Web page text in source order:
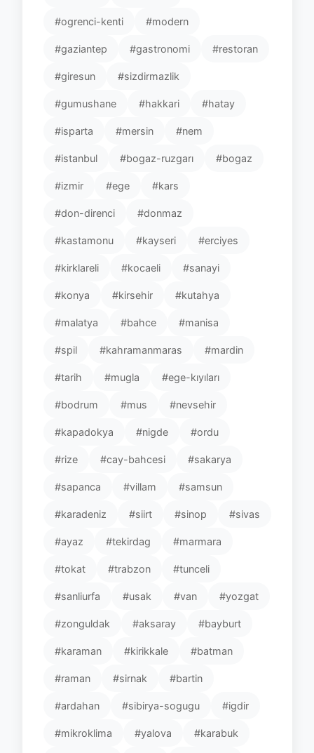
#ogrenci-kenti #modern
#gaziantep #gastronomi #restoran
#giresun #sizdirmazlik
#gumushane #hakkari #hatay
#isparta #mersin #nem
#istanbul #bogaz-ruzgarı #bogaz
#izmir #ege #kars
#don-direnci #donmaz
#kastamonu #kayseri #erciyes
#kirklareli #kocaeli #sanayi
#konya #kirsehir #kutahya
#malatya #bahce #manisa
#spil #kahramanmaras #mardin
#tarih #mugla #ege-kıyıları
#bodrum #mus #nevsehir
#kapadokya #nigde #ordu
#rize #cay-bahcesi #sakarya
#sapanca #villam #samsun
#karadeniz #siirt #sinop #sivas
#ayaz #tekirdag #marmara
#tokat #trabzon #tunceli
#sanliurfa #usak #van #yozgat
#zonguldak #aksaray #bayburt
#karaman #kirikkale #batman
#raman #sirnak #bartin
#ardahan #sibirya-sogugu #igdir
#mikroklima #yalova #karabuk